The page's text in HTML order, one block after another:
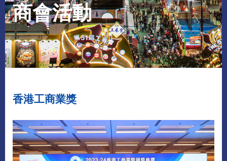
商會活動
香港工商業獎